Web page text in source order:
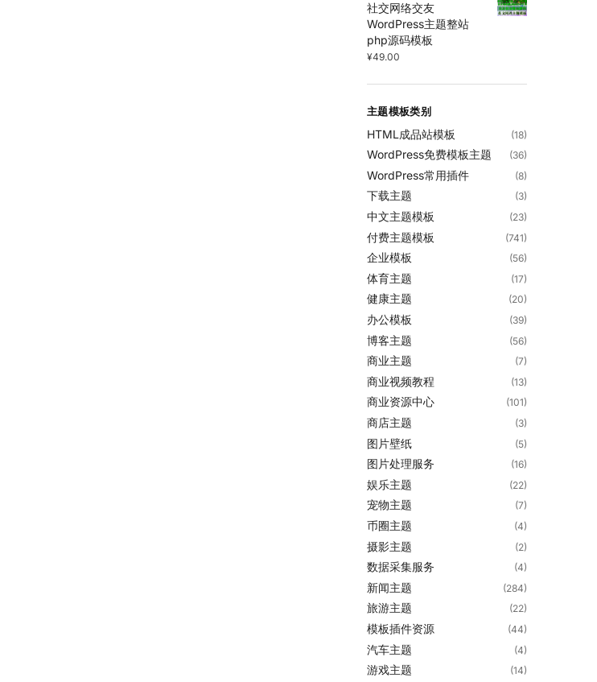
社交网络交友
WordPress主题整站
php源码模板
¥49.00
主题模板类别
HTML成品站模板 (18)
WordPress免费模板主题 (36)
WordPress常用插件 (8)
下载主题 (3)
中文主题模板 (23)
付费主题模板 (741)
企业模板 (56)
体育主题 (17)
健康主题 (20)
办公模板 (39)
博客主题 (56)
商业主题 (7)
商业视频教程 (13)
商业资源中心 (101)
商店主题 (3)
图片壁纸 (5)
图片处理服务 (16)
娱乐主题 (22)
宠物主题 (7)
币圈主题 (4)
摄影主题 (2)
数据采集服务 (4)
新闻主题 (284)
旅游主题 (22)
模板插件资源 (44)
汽车主题 (4)
游戏主题 (14)